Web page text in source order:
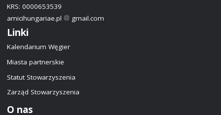
KRS: 0000653539
amicihungariae.pl
gmail.com
Linki
Kalendarium Węgier
Miasta partnerskie
Statut Stowarzyszenia
Zarząd Stowarzyszenia
O nas